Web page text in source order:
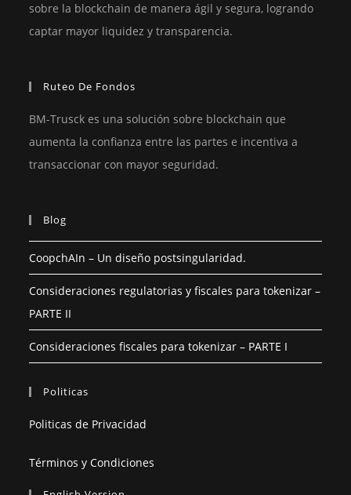
sobre la blockchain de manera ágil y segura, logrando
captar mayor liquidez y transparencia.
Ruteo De Fondos
BM-Trusck es una solución sobre blockchain que
aumenta la confianza entre las partes e incentiva a
transaccionar con mayor seguridad.
Blog
CoopchAIn – Un diseño postsingularidad.
Consideraciones regulatorias y fiscales para tokenizar –
PARTE II
Consideraciones fiscales para tokenizar – PARTE I
Politicas
Politicas de Privacidad
Términos y Condiciones